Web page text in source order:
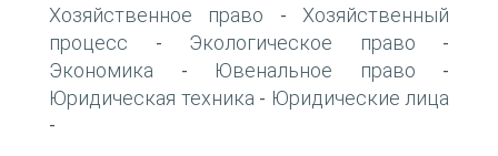
Хозяйственное право - Хозяйственный
процесс - Экологическое право -
Экономика - Ювенальное право -
Юридическая техника - Юридические лица
-